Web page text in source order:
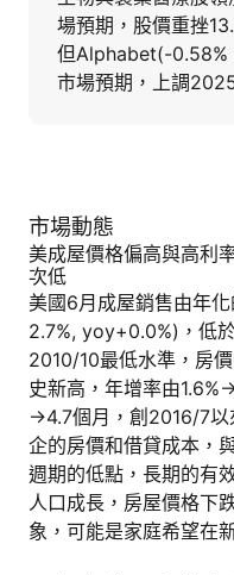
場預期，股價重挫
但Alphabet(-0.58%
市場預期，上調
市場動態
美成屋價格偏高與高利
次低
美國6月成屋銷售由年
2.7%, yoy+0.0%)，低
2010/10最低水準，房
史新高，年增率由
→4.7個月，創2016/7以
企的房價和借貸成本，
週期的低點，長期的有
人口成長，房屋價格下
象，可能是家庭希望在